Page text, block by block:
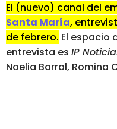
El (nuevo) canal del
Santa María,
de febrero. El espacio
entrevista es IP
Noelia Barral, Romina